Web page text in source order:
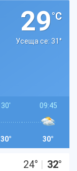
29°C
Усеща се: 31°
30'
30°
09:45
30°
24° | 32°